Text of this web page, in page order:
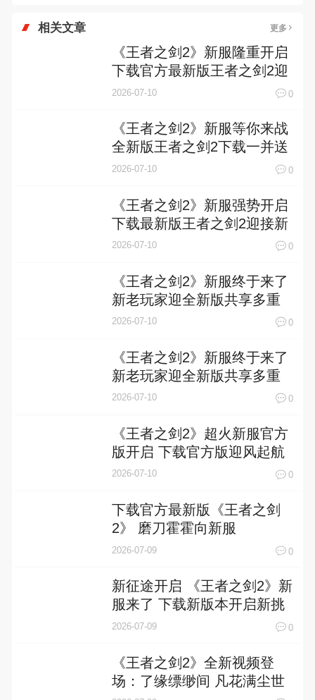
相关文章 更多
《王者之剑2》新服隆重开启
下载官方最新版王者之剑2迎
接新征程
2026-07-10 0
《王者之剑2》新服等你来战
全新版王者之剑2下载一并送
上
2026-07-10 0
《王者之剑2》新服强势开启
下载最新版王者之剑2迎接新
征程
2026-07-10 0
《王者之剑2》新服终于来了
新老玩家迎全新版共享多重
礼包
2026-07-10 0
《王者之剑2》新服终于来了
新老玩家迎全新版共享多重
福利
2026-07-10 0
《王者之剑2》超火新服官方
版开启 下载官方版迎风起航
2026-07-10 0
下载官方最新版《王者之剑
2》 磨刀霍霍向新服
2026-07-09 0
新征途开启 《王者之剑2》新
服来了 下载新版本开启新挑
战
2026-07-09 0
《王者之剑2》全新视频登
场：了缘缥缈间 凡花满尘世